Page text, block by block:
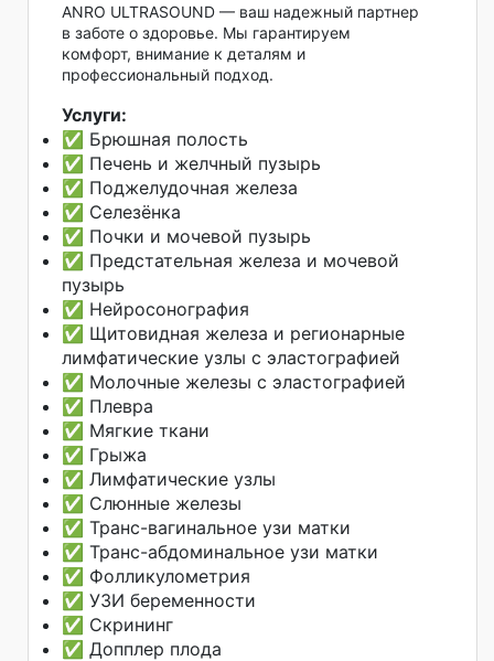
ANRO ULTRASOUND — ваш надежный партнер
в заботе о здоровье. Мы гарантируем
комфорт, внимание к деталям и
профессиональный подход.
Услуги:
✅ Брюшная полость
✅ Печень и желчный пузырь
✅ Поджелудочная железа
✅ Селезёнка
✅ Почки и мочевой пузырь
✅ Предстательная железа и мочевой
пузырь
✅ Нейросонография
✅ Щитовидная железа и регионарные
лимфатические узлы с эластографией
✅ Молочные железы с эластографией
✅ Плевра
✅ Мягкие ткани
✅ Грыжа
✅ Лимфатические узлы
✅ Слюнные железы
✅ Транс-вагинальное узи матки
✅ Транс-абдоминальное узи матки
✅ Фолликулометрия
✅ УЗИ беременности
✅ Скрининг
✅ Допплер плода